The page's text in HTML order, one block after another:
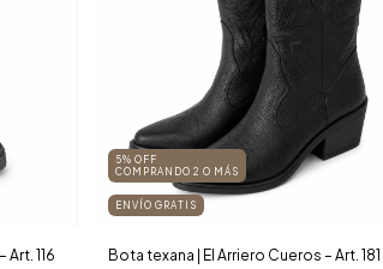
116
5% OFF
COMPRANDO 2 O MÁS
ENVÍO GRATIS
Bota texana | El Arriero Cueros – Art. 181